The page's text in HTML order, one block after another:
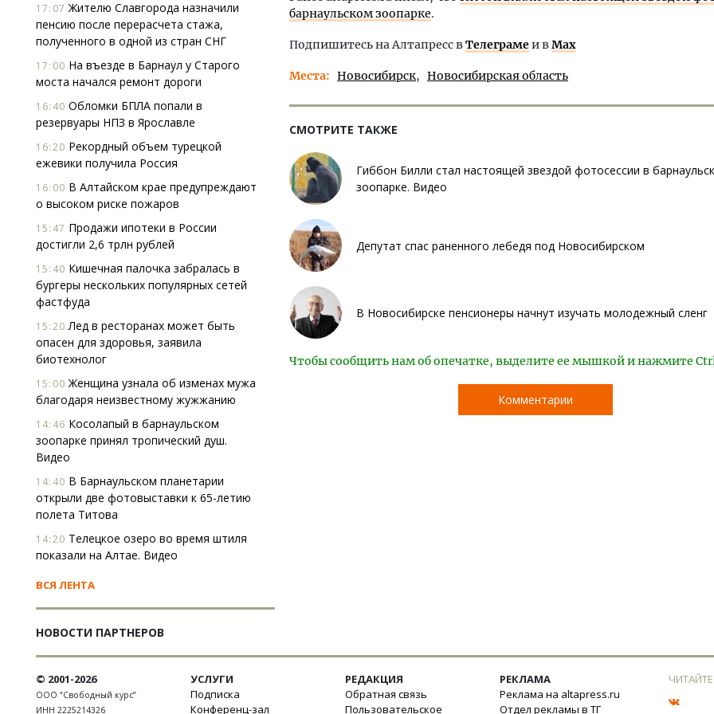
17:07 Жителю Славгорода назначили
пенсию после перерасчета стажа,
полученного в одной из стран СНГ
17:00 На въезде в Барнаул у Старого
моста начался ремонт дороги
16:40 Обломки БПЛА попали в
резервуары НПЗ в Ярославле
16:20 Рекордный объем турецкой
ежевики получила Россия
16:00 В Алтайском крае предупреждают
о высоком риске пожаров
15:47 Продажи ипотеки в России
достигли 2,6 трлн рублей
15:40 Кишечная палочка забралась в
бургеры нескольких популярных сетей
фастфуда
15:20 Лед в ресторанах может быть
опасен для здоровья, заявила
биотехнолог
15:00 Женщина узнала об изменах мужа
благодаря неизвестному жужжанию
14:46 Косолапый в барнаульском
зоопарке принял тропический душ.
Видео
14:40 В Барнаульском планетарии
открыли две фотовыставки к 65-летию
полета Титова
14:20 Телецкое озеро во время штиля
показали на Алтае. Видео
ВСЯ ЛЕНТА
НОВОСТИ ПАРТНЕРОВ
барнаульском зоопарке.
Подпишитесь на Алтапресс вТелеграмеи вMax
Места Новосибирск Новосибирская область
СМОТРИТЕ ТАКЖЕ
Гиббон Билли стал настоящей звездой фотосессии в
зоопарке. Видео
Депутат спас раненного лебедя под Новосибирском
В Новосибирске пенсионеры начнут изучать молодежный сленг
Чтобы сообщить нам об опечатке, выделите ее мышкой и нажмите
Комментарии
© 2001-2026
ООО “Свободный курс”
ИНН 2225214326
УСЛУГИ
Подписка
Конференц-зал
РЕДАКЦИЯ
Обратная связь
Пользовательское
РЕКЛАМА
Реклама на altapress.ru
Отдел рекламы в ТГ